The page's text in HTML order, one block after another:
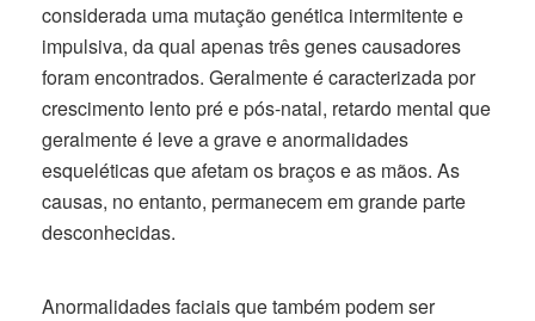
considerada uma mutação genética intermitente e
impulsiva, da qual apenas três genes causadores
foram encontrados. Geralmente é caracterizada por
crescimento lento pré e pós-natal, retardo mental que
geralmente é leve a grave e anormalidades
esqueléticas que afetam os braços e as mãos. As
causas, no entanto, permanecem em grande parte
desconhecidas.
Anormalidades faciais que também podem ser